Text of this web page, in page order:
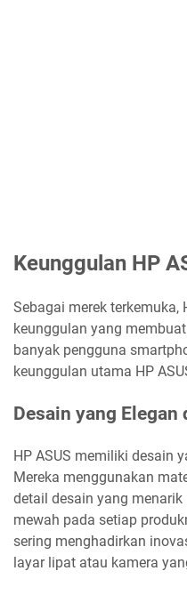
Keunggulan HP
Sebagai merek terkemuka,
keunggulan yang
banyak pengguna
keunggulan utama HP
Desain yang
HP ASUS memiliki desain
Mereka menggunakan
detail desain yang
mewah pada setiap
sering menghadirkan
layar lipat atau kamera